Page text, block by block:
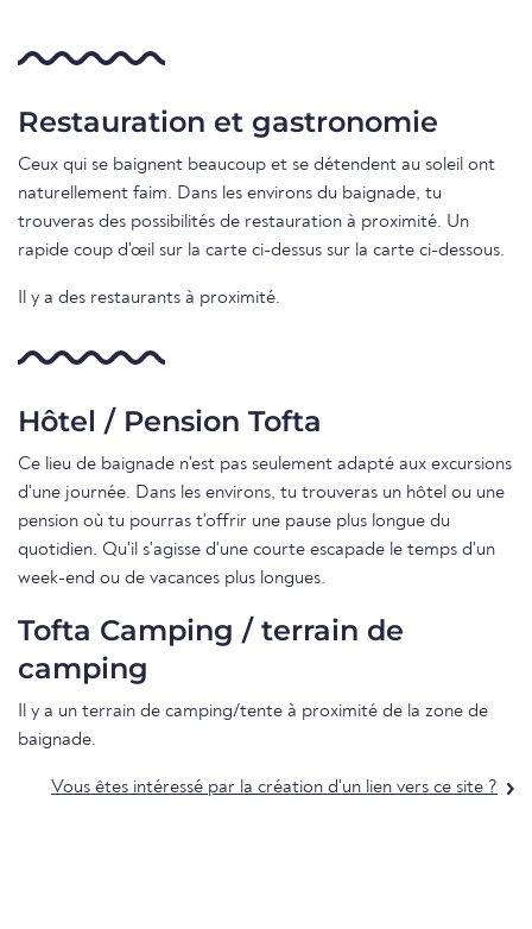
Restauration et gastronomie
Ceux qui se baignent beaucoup et se détendent au soleil ont
naturellement faim. Dans les environs du baignade, tu
trouveras des possibilités de restauration à proximité. Un
rapide coup d'œil sur la carte ci-dessus sur la carte ci-dessous.
Il y a des restaurants à proximité.
Hôtel / Pension Tofta
Ce lieu de baignade n'est pas seulement adapté aux excursions
d'une journée. Dans les environs, tu trouveras un hôtel ou une
pension où tu pourras t'offrir une pause plus longue du
quotidien. Qu'il s'agisse d'une courte escapade le temps d'un
week-end ou de vacances plus longues.
Tofta Camping / terrain de
camping
Il y a un terrain de camping/tente à proximité de la zone de
baignade.
Vous êtes intéressé par la création d'un lien vers ce site ?